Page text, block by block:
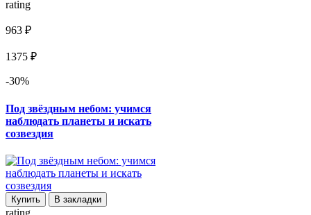
rating
963 ₽
1375 ₽
-30%
Под звёздным небом: учимся
наблюдать планеты и искать
созвездия
Купить В закладки
rating